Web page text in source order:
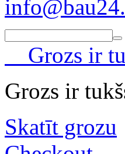
Grozs ir
Grozs ir
Skatīt grozu